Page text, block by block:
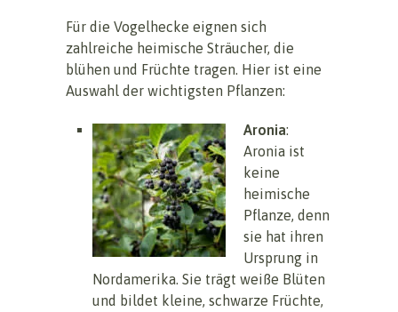
Für die Vogelhecke eignen sich
zahlreiche heimische Sträucher, die
blühen und Früchte tragen. Hier ist eine
Auswahl der wichtigsten Pflanzen:
Aronia:
Aronia ist
keine
heimische
Pflanze, denn
sie hat ihren
Ursprung in
Nordamerika. Sie trägt weiße Blüten
und bildet kleine, schwarze Früchte,